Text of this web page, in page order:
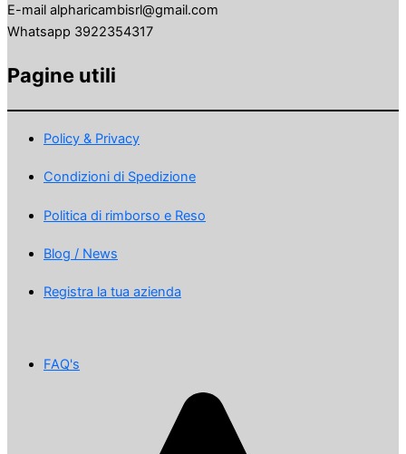
E-mail alpharicambisrl@gmail.com
Whatsapp 3922354317
Pagine utili
Policy & Privacy
Condizioni di Spedizione
Politica di rimborso e Reso
Blog / News
Registra la tua azienda
FAQ's